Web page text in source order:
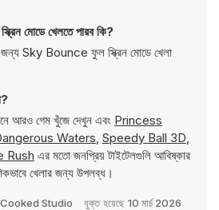
মোডে খেলতে পারব কি?
জন্য Sky Bounce ফুল স্ক্রিন মোডে খেলা
আরও গেম খুঁজে দেখুন এবং Princess
Waters, Speedy Ball 3D,
Rush এর মতো জনপ্রিয় টাইটেলগুলি আবিষ্কার
খেলার জন্য উপলব্ধ।
Cooked Studio যুক্ত হয়েছে 10 মার্চ 2026